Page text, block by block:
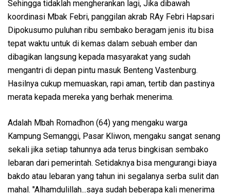
Sehingga tidaklah mengherankan lagi, Jika dibawah
koordinasi Mbak Febri, panggilan akrab RAy Febri Hapsari
Dipokusumo puluhan ribu sembako beragam jenis itu bisa
tepat waktu untuk di kemas dalam sebuah ember dan
dibagikan langsung kepada masyarakat yang sudah
mengantri di depan pintu masuk Benteng Vastenburg.
Hasilnya cukup memuaskan, rapi aman, tertib dan pastinya
merata kepada mereka yang berhak menerima.
Adalah Mbah Romadhon (64) yang mengaku warga
Kampung Semanggi, Pasar Kliwon, mengaku sangat senang
sekali jika setiap tahunnya ada terus bingkisan sembako
lebaran dari pemerintah. Setidaknya bisa mengurangi biaya
bakdo atau lebaran yang tahun ini segalanya serba sulit dan
mahal. "Alhamdulillah...saya sudah beberapa kali menerima